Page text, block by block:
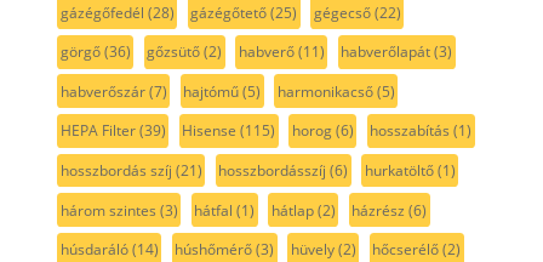
gázégőfedél (28) gázégőtető(25) gégecső(22)
görgő(36) gőzsütő(2) habverő(11) habverőlapát(3)
habverőszár(7) hajtómű(5) harmonikacső(5)
HEPA Filter(39) Hisense (115) horog(6) hosszabítás (1)
hosszbordás szíj (21) hosszbordásszíj (6) hurkatöltő(1)
három szintes (3) hátfal (1) hátlap(2) házrész (6)
húsdaráló(14) húshőmérő(3) hüvely(2) hőcserélő(2)